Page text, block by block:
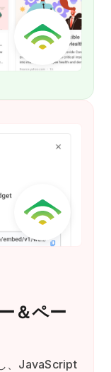
＆ペー
、JavaScript